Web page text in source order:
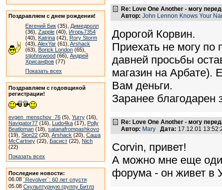
Поздравляем с днем рождения!
Евгений Бик (35), Димедролл
(36), Zapple (40), Игорь7354
(40), Katrina (42), Rory Storm
(43), AlexYar (61), Arshack
(63), Borick London (65),
stjohnswood (66), Андрей
Хрисанфов (77)
Показать всех
Поздравляем с годовщиной
регистрации!
evgen_menschov_76 (5), Yurry (16),
Navigator77 (16), Ludo4ka (17), Polly
Beatloman (18), satanafrompashkovo
(19), Sion22 (20), Arshack (20), Саша
McCartney (22), Басист (22), Nich
(22)
Показать всех
Последние новости:
06.08 `Revolver`: 60 лет спустя
05.08 Скульптурную группу Битлз
Re: Love One Another - могу
Автор: John Lennon Knows Your
Дорогой Корвин.
Приехать не могу по
давней просьбы
магазин на Арбате).
Вам деньги.
Заранее благодарен
Re: Love One Another - могу
Автор: Mary Дата: 17.12.01
Corvin, привет!
А можно мне еще
форума - он живет в